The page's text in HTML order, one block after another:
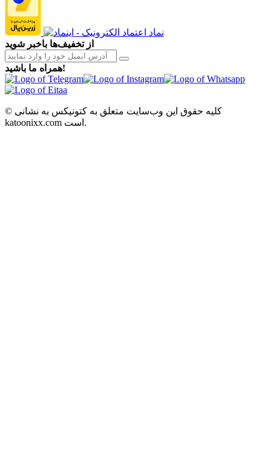
از تخفیف‌ها باخبر شوید
همراه ما باشید!
© کلیه حقوق این وب‌سایت متعلق به کتونیکس به نشانی
katoonixx.com است.